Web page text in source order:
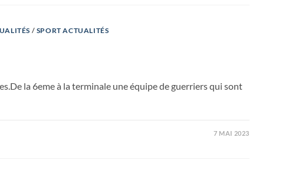
/ SPORT ACTUALITÉS
la 6eme à la terminale une équipe de guerriers qui sont
7 MAI 2023